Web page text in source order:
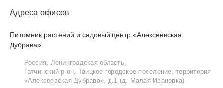
Адреса офисов
Питомник растений и садовый центр «Алексеевская
Дубрава»
Россия, Ленинградская область,
Гатчинский р‑он, Таицкое городское поселение, территория
«Алексеевская Дубрава», д.1 (д. Малая Ивановка)